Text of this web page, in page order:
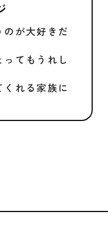
が大好きだ
てもうれし
れる家族に